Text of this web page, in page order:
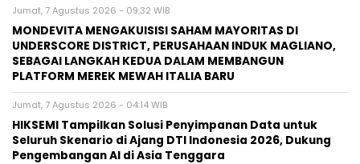
Jumat, 7 Agustus 2026 - 09:32 WIB
MONDEVITA MENGAKUISISI SAHAM MAYORITAS DI
UNDERSCORE DISTRICT, PERUSAHAAN INDUK MAGLIANO,
SEBAGAI LANGKAH KEDUA DALAM MEMBANGUN
PLATFORM MEREK MEWAH ITALIA BARU
Jumat, 7 Agustus 2026 - 04:14 WIB
HIKSEMI Tampilkan Solusi Penyimpanan Data untuk
Seluruh Skenario di Ajang DTI Indonesia 2026, Dukung
Pengembangan AI di Asia Tenggara